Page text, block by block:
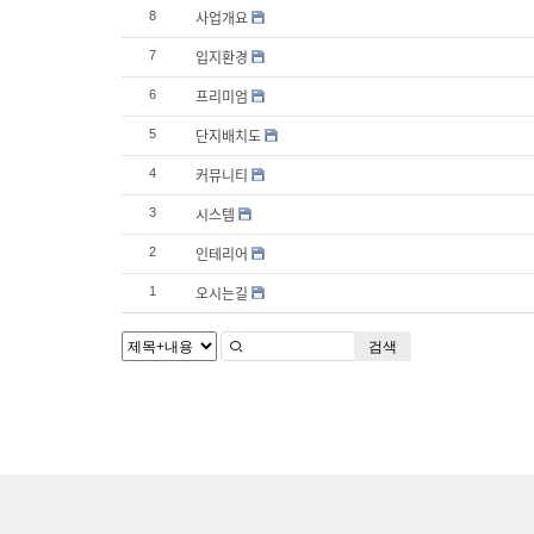
8 사업개요
7 입지환경
6 프리미엄
5 단지배치도
4 커뮤니티
3 시스템
2 인테리어
1 오시는길
검색